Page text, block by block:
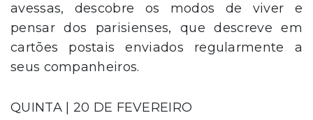
avessas, descobre os modos de viver e
pensar dos parisienses, que descreve em
cartões postais enviados regularmente a
seus companheiros.
QUINTA | 20 DE FEVEREIRO